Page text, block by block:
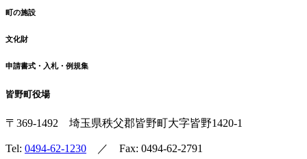
町の施設
文化財
申請書式・入札・例規集
皆野町役場
〒369-1492 埼玉県秩父郡皆野町大字皆野1420-1
Tel: 0494-62-1230 ／ Fax: 0494-62-2791